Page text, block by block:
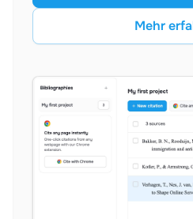
Mehr